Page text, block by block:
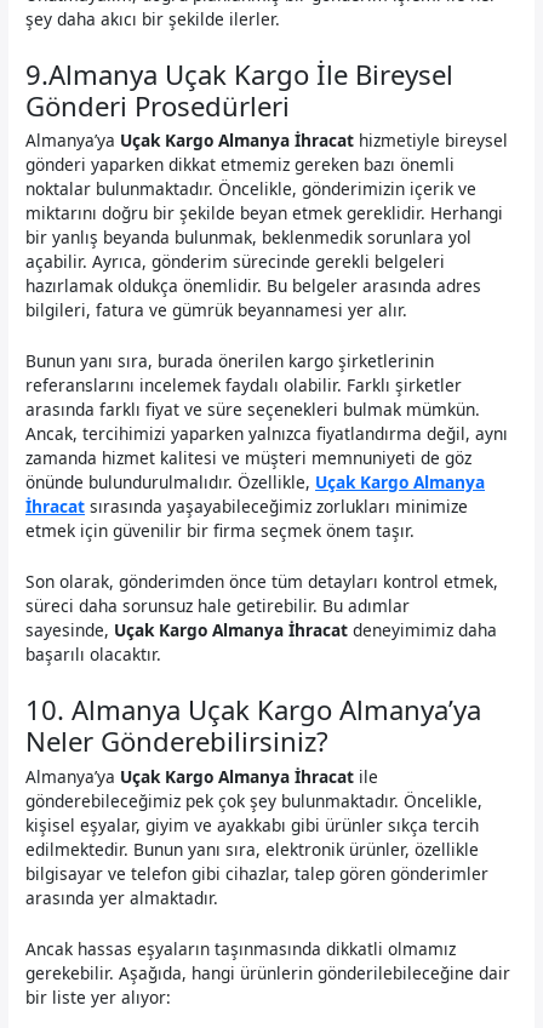
şey daha akıcı bir şekilde ilerler.
9.Almanya Uçak Kargo İle Bireysel
Gönderi Prosedürleri
Almanya’ya Uçak Kargo Almanya İhracat hizmetiyle bireysel
gönderi yaparken dikkat etmemiz gereken bazı önemli
noktalar bulunmaktadır. Öncelikle, gönderimizin içerik ve
miktarını doğru bir şekilde beyan etmek gereklidir. Herhangi
bir yanlış beyanda bulunmak, beklenmedik sorunlara yol
açabilir. Ayrıca, gönderim sürecinde gerekli belgeleri
hazırlamak oldukça önemlidir. Bu belgeler arasında adres
bilgileri, fatura ve gümrük beyannamesi yer alır.
Bunun yanı sıra, burada önerilen kargo şirketlerinin
referanslarını incelemek faydalı olabilir. Farklı şirketler
arasında farklı fiyat ve süre seçenekleri bulmak mümkün.
Ancak, tercihimizi yaparken yalnızca fiyatlandırma değil, aynı
zamanda hizmet kalitesi ve müşteri memnuniyeti de göz
önünde bulundurulmalıdır. Özellikle, Uçak Kargo Almanya
İhracat sırasında yaşayabileceğimiz zorlukları minimize
etmek için güvenilir bir firma seçmek önem taşır.
Son olarak, gönderimden önce tüm detayları kontrol etmek,
süreci daha sorunsuz hale getirebilir. Bu adımlar
sayesinde, Uçak Kargo Almanya İhracat deneyimimiz daha
başarılı olacaktır.
10. Almanya Uçak Kargo Almanya’ya
Neler Gönderebilirsiniz?
Almanya’ya Uçak Kargo Almanya İhracat ile
gönderebileceğimiz pek çok şey bulunmaktadır. Öncelikle,
kişisel eşyalar, giyim ve ayakkabı gibi ürünler sıkça tercih
edilmektedir. Bunun yanı sıra, elektronik ürünler, özellikle
bilgisayar ve telefon gibi cihazlar, talep gören gönderimler
arasında yer almaktadır.
Ancak hassas eşyaların taşınmasında dikkatli olmamız
gerekebilir. Aşağıda, hangi ürünlerin gönderilebileceğine dair
bir liste yer alıyor: